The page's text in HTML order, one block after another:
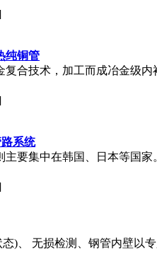
纯铜管
合技术，加工而成冶金级
系统
要集中在韩国、日本等国
)、 无损检测、钢管内壁以